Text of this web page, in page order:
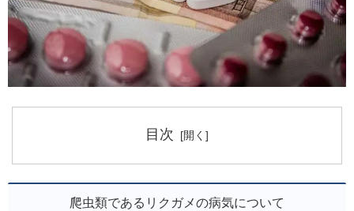
目次
爬虫類であるリクガメの病気について